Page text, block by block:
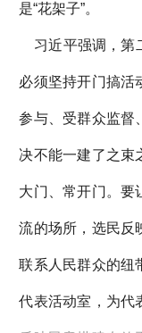
是“花架子”。
习近平强调，第
必须坚持开门搞活
参与、受群众监督
决不能一建了之束
大门、常开门。要
流的场所，选民反
联系人民群众的纽
代表活动室，为代